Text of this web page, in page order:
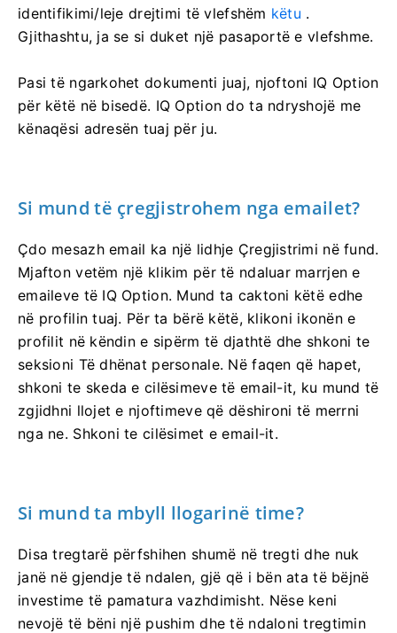
identifikimi/leje drejtimi të vlefshëm këtu .
Gjithashtu, ja se si duket një pasaportë e vlefshme.
Pasi të ngarkohet dokumenti juaj, njoftoni IQ Option
për këtë në bisedë. IQ Option do ta ndryshojë me
kënaqësi adresën tuaj për ju.
Si mund të çregjistrohem nga emailet?
Çdo mesazh email ka një lidhje Çregjistrimi në fund.
Mjafton vetëm një klikim për të ndaluar marrjen e
emaileve të IQ Option. Mund ta caktoni këtë edhe
në profilin tuaj. Për ta bërë këtë, klikoni ikonën e
profilit në këndin e sipërm të djathtë dhe shkoni te
seksioni Të dhënat personale. Në faqen që hapet,
shkoni te skeda e cilësimeve të email-it, ku mund të
zgjidhni llojet e njoftimeve që dëshironi të merrni
nga ne. Shkoni te cilësimet e email-it.
Si mund ta mbyll llogarinë time?
Disa tregtarë përfshihen shumë në tregti dhe nuk
janë në gjendje të ndalen, gjë që i bën ata të bëjnë
investime të pamatura vazhdimisht. Nëse keni
nevojë të bëni një pushim dhe të ndaloni tregtimin